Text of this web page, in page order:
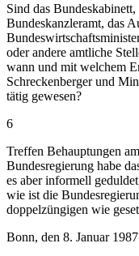
Sind das
Bundeskanzleramt, das
oder andere amtliche
wann und mit welchem
Schreckenberger und
tätig gewesen?
6
Treffen Behauptungen
Bundesregierung habe
es aber informell
wie ist die
doppelzüngigen wie
Bonn, den 8. Januar 1987